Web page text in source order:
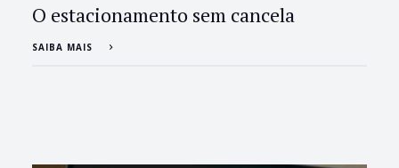
O estacionamento sem cancela
SAIBA MAIS